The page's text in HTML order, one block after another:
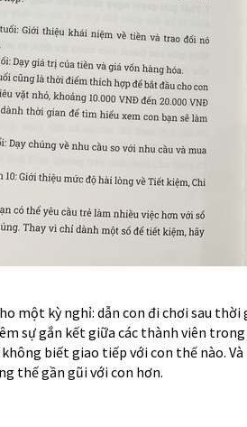
một kỳ nghỉ: dẫn con đi chơi sau thời
sự gắn kết giữa các thành viên
biết giao tiếp với con thế nào.
thế gần gũi với con hơn.